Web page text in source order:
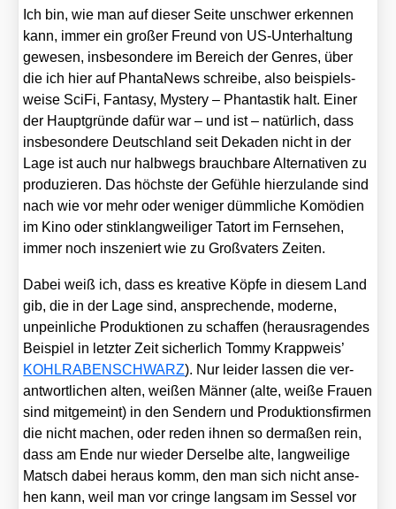
Ich bin, wie man auf die­ser Sei­te unschwer erken­nen
kann, immer ein gro­ßer Freund von US-Unter­hal­tung
gewe­sen, ins­be­son­de­re im Bereich der Gen­res, über
die ich hier auf Phan­ta­News schrei­be, also bei­spiels­
wei­se Sci­Fi, Fan­ta­sy, Mys­tery – Phan­tas­tik halt. Einer
der Haupt­grün­de dafür war – und ist – natür­lich, dass
ins­be­son­de­re Deutsch­land seit Deka­den nicht in der
Lage ist auch nur halb­wegs brauch­ba­re Alter­na­ti­ven zu
pro­du­zie­ren. Das höchs­te der Gefüh­le hier­zu­lan­de sind
nach wie vor mehr oder weni­ger dümm­li­che Komö­di­en
im Kino oder stink­lang­wei­li­ger Tat­ort im Fern­se­hen,
immer noch insze­niert wie zu Groß­va­ters Zei­ten.
Dabei weiß ich, dass es krea­ti­ve Köp­fe in die­sem Land
gib, die in der Lage sind, anspre­chen­de, moder­ne,
unpein­li­che Pro­duk­tio­nen zu schaf­fen (her­aus­ra­gen­des
Bei­spiel in letz­ter Zeit sicher­lich Tom­my Krapp­weis’
KOHLRABENSCHWARZ). Nur lei­der las­sen die ver­
ant­wort­li­chen alten, wei­ßen Män­ner (alte, wei­ße Frau­en
sind mit­ge­meint) in den Sen­dern und Pro­duk­ti­ons­fir­men
die nicht machen, oder reden ihnen so der­ma­ßen rein,
dass am Ende nur wie­der Der­sel­be alte, lang­wei­li­ge
Matsch dabei her­aus komm, den man sich nicht anse­
hen kann, weil man vor crin­ge lang­sam im Ses­sel vor